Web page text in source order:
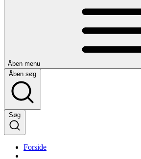
Åben menu
Åben søg
Søg
Forside